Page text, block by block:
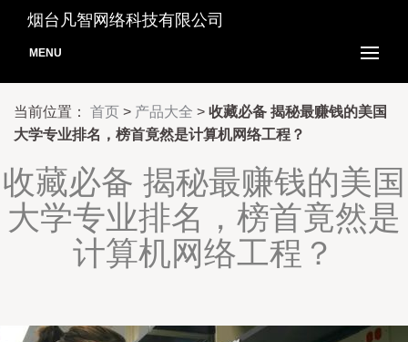
烟台凡智网络科技有限公司
MENU
当前位置： 首页 > 产品大全 > 收藏必备 揭秘最赚钱的美国
大学专业排名，榜首竟然是计算机网络工程？
收藏必备 揭秘最赚钱的美国
大学专业排名，榜首竟然是
计算机网络工程？